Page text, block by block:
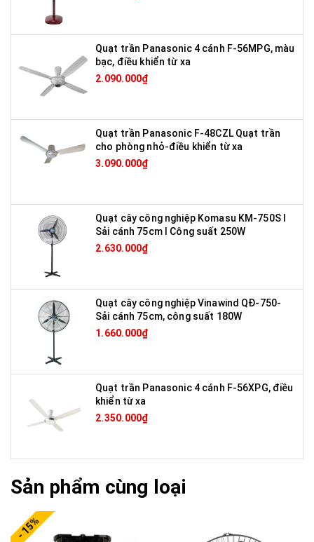
Quạt trần Panasonic 4 cánh F-56MPG, màu
bạc, điều khiển từ xa
2.090.000₫
Quạt trần Panasonic F-48CZL Quạt trần
cho phòng nhỏ-điều khiển từ xa
3.090.000₫
Quạt cây công nghiệp Komasu KM-750S I
Sải cánh 75cm I Công suất 250W
2.630.000₫
Quạt cây công nghiệp Vinawind QĐ-750-
Sải cánh 75cm, công suất 180W
1.660.000₫
Quạt trần Panasonic 4 cánh F-56XPG, điều
khiển từ xa
2.350.000₫
Sản phẩm cùng loại
- 15%